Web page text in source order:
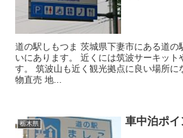
道の駅しもつま 茨城県下妻市にある道
いにあります。 近くには筑波サーキット
す。 筑波山も近く観光拠点に良い場所に
物直売 地...
栃木県 車中泊ポイ